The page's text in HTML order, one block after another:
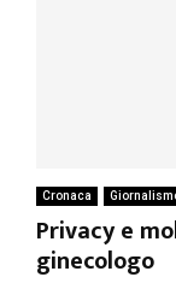
Cronaca
Privacy e
ginecologo